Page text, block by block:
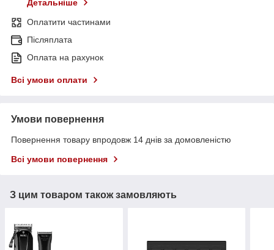
Детальніше
Оплатити частинами
Післяплата
Оплата на рахунок
Всі умови оплати
Умови повернення
Повернення товару впродовж 14 днів за домовленістю
Всі умови повернення
З цим товаром також замовляють